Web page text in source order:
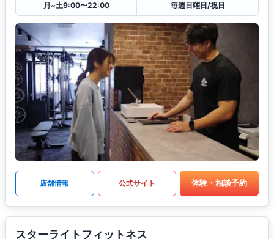
月~土9:00〜22:00
毎週日曜日/祝日
店舗情報 公式サイト 体験・相談予約
スターライトフィットネス